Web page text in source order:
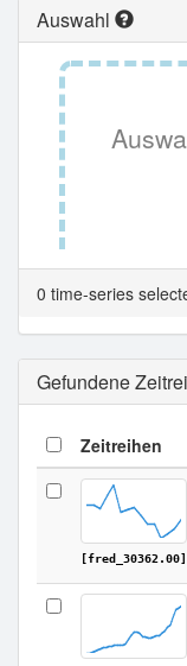
Auswahl
0 time-series
Gefundene
Zeitreihen
[fred_30362.00]